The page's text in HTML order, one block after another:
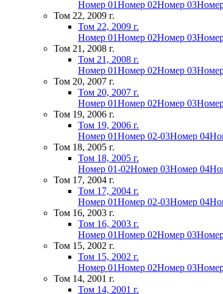
Номер 01Номер 02Номер 03
Том 22, 2009 г.
Том 22, 2009 г.
Номер 01Номер 02Номер 03
Том 21, 2008 г.
Том 21, 2008 г.
Номер 01Номер 02Номер 03
Том 20, 2007 г.
Том 20, 2007 г.
Номер 01Номер 02Номер 03
Том 19, 2006 г.
Том 19, 2006 г.
Номер 01Номер 02-03Номер 04
Том 18, 2005 г.
Том 18, 2005 г.
Номер 01-02Номер 03Номер 04
Том 17, 2004 г.
Том 17, 2004 г.
Номер 01Номер 02-03Номер 04
Том 16, 2003 г.
Том 16, 2003 г.
Номер 01Номер 02Номер 03
Том 15, 2002 г.
Том 15, 2002 г.
Номер 01Номер 02Номер 03
Том 14, 2001 г.
Том 14, 2001 г.